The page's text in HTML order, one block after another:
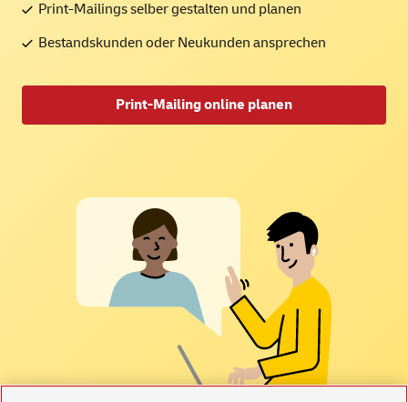
Print-Mailings selber gestalten und planen
Bestandskunden oder Neukunden ansprechen
Print-Mailing online planen